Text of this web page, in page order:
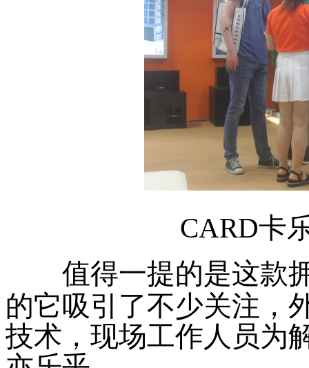
CARD卡
值得一提的是这款
的它吸引了不少关注，
技术，现场工作人员为